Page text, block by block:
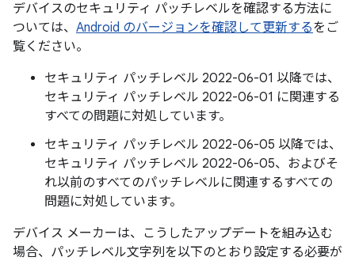
デバイスのセキュリティ パッチレベルを確認する方法に
ついては、 Android のバージョンを確認して更新するをご
覧ください。
セキュリティ パッチレベル 2022-06-01 以降では、
セキュリティ パッチレベル 2022-06-01 に関連する
すべての問題に対処しています。
セキュリティ パッチレベル 2022-06-05 以降では、
セキュリティ パッチレベル 2022-06-05、およびそ
れ以前のすべてのパッチレベルに関連するすべての
問題に対処しています。
デバイス メーカーは、こうしたアップデートを組み込む
場合、パッチレベル文字列を以下のとおり設定する必要が